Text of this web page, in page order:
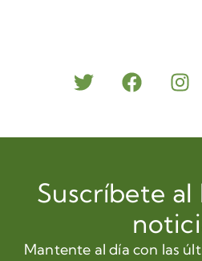
Suscríbete
Mantente al día con las